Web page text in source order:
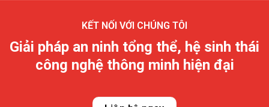
KẾT NỐI VỚI CHÚNG TÔI
Giải pháp an ninh tổng thể, hệ sinh thái
công nghệ thông minh hiện đại